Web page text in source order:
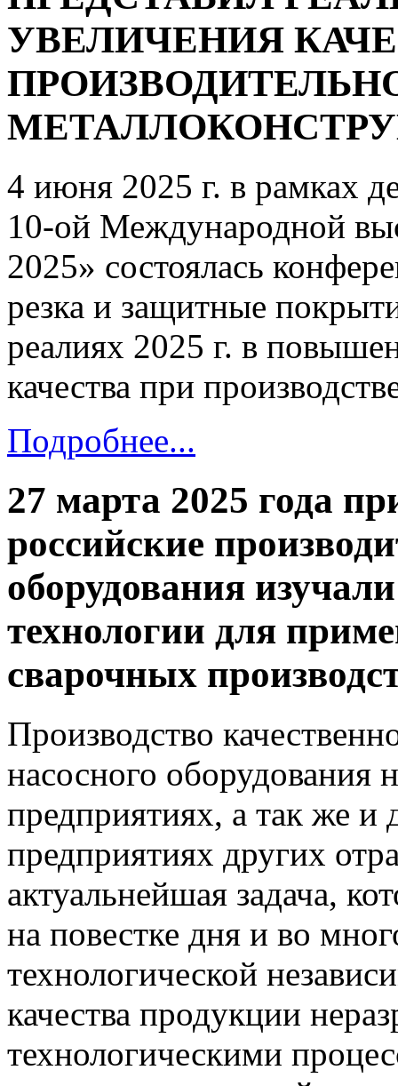
УВЕЛИЧЕНИЯ
4 июня 2025 г. в рамках
10-ой Международной
2025» состоялась
резка и защитные
реалиях 2025 г. в
качества при
Подробнее...
27 марта 2025 года
российские
оборудования
технологии для
сварочных
Производство
насосного оборудования
предприятиях, а так же и
предприятиях других
актуальнейшая задача,
на повестке дня и во
технологической
качества продукции
технологическими